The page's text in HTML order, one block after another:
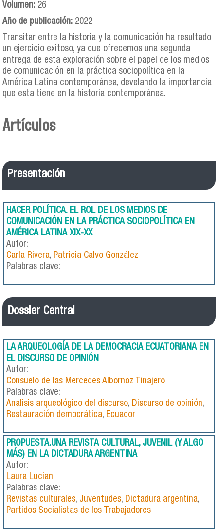
Volumen: 26
Año de publicación: 2022
Transitar entre la historia y la comunicación ha resultado
un ejercicio exitoso, ya que ofrecemos una segunda
entrega de esta exploración sobre el papel de los medios
de comunicación en la práctica sociopolítica en la
América Latina contemporánea, develando la importancia
que esta tiene en la historia contemporánea.
Artículos
Presentación
HACER POLÍTICA. EL ROL DE LOS MEDIOS DE
COMUNICACIÓN EN LA PRÁCTICA SOCIOPOLÍTICA EN
AMÉRICA LATINA XIX-XX
Autor:
Carla Rivera, Patricia Calvo González
Palabras clave:
Dossier Central
LA ARQUEOLOGÍA DE LA DEMOCRACIA ECUATORIANA EN
EL DISCURSO DE OPINIÓN
Autor:
Consuelo de las Mercedes Albornoz Tinajero
Palabras clave:
Análisis arqueológico del discurso, Discurso de opinión,
Restauración democrática, Ecuador
PROPUESTA.UNA REVISTA CULTURAL, JUVENIL (Y ALGO
MÁS) EN LA DICTADURA ARGENTINA
Autor:
Laura Luciani
Palabras clave:
Revistas culturales, Juventudes, Dictadura argentina,
Partidos Socialistas de los Trabajadores